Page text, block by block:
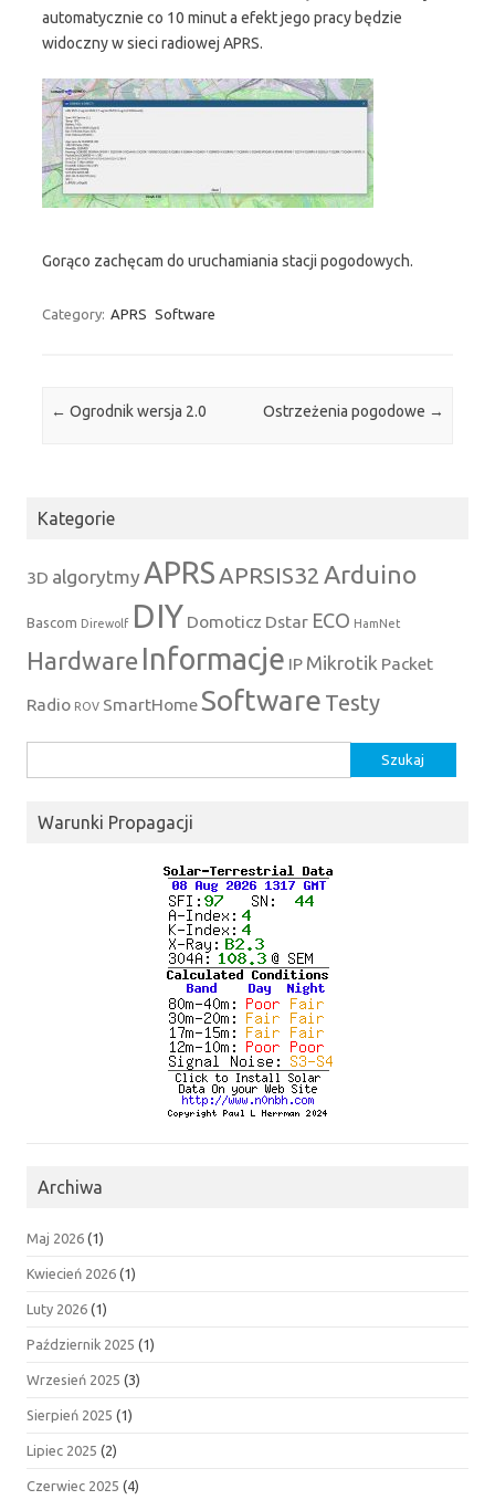
automatycznie co 10 minut a efekt jego pracy będzie
widoczny w sieci radiowej APRS.
Gorąco zachęcam do uruchamiania stacji pogodowych.
Category: APRS Software
Post navigation
← Ogrodnik wersja 2.0 Ostrzeżenia pogodowe →
Kategorie
3D algorytmy APRSAPRSIS32 Arduino
Bascom Direwolf DIY Domoticz Dstar ECO HamNet
Hardware Informacje IP Mikrotik Packet
Radio ROV SmartHome Software Testy
Warunki Propagacji
Archiwa
Maj 2026 (1)
Kwiecień 2026 (1)
Luty 2026 (1)
Październik 2025 (1)
Wrzesień 2025 (3)
Sierpień 2025 (1)
Lipiec 2025 (2)
Czerwiec 2025 (4)